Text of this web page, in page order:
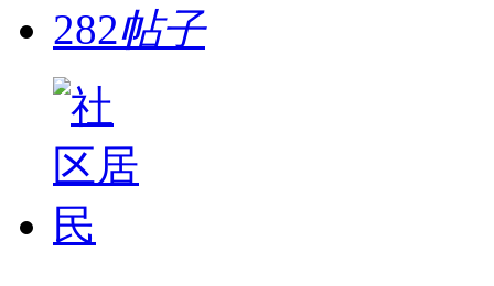
282帖子